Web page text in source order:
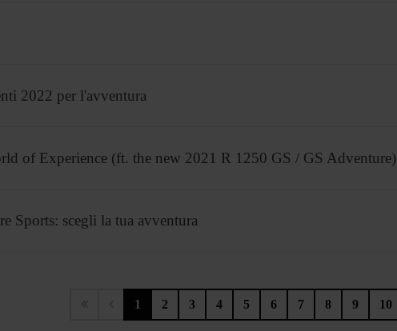
2022 per l'avventura
of Experience (ft. the new 2021 R 1250 GS / GS Adventure)
Sports: scegli la tua avventura
1 2 3 4 5 6 7 8 9 10